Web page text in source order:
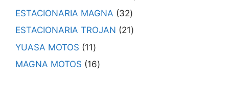
ESTACIONARIA MAGNA
32
ESTACIONARIA TROJAN
21
YUASA MOTOS
11
MAGNA MOTOS
16